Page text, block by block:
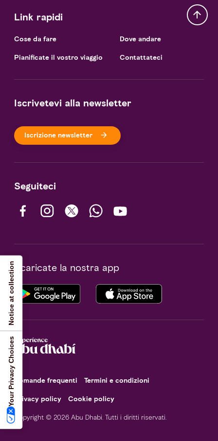
Link rapidi
Cose da fare
Pianificate il vostro viaggio
Dove andare
Contattateci
Iscrivetevi alla newsletter
Iscrizione newsletter
Seguiteci
Scaricate la nostra app
Domande frequenti Termini e condizioni
Privacy policy Cookie policy
Copyright © 2026 Abu Dhabi. Tutti i diritti riservati.
Your Privacy Choices
Notice at collection